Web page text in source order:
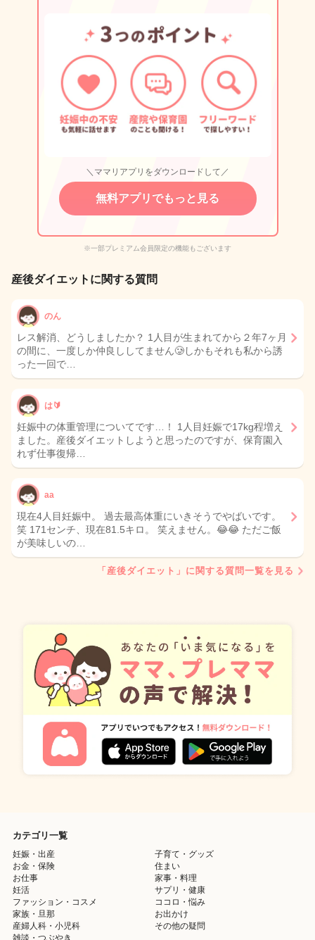
＼ママリアプリをダウンロードして／
無料アプリでもっと見る
※一部プレミアム会員限定の機能もございます
産後ダイエットに関する質問
のん
レス解消、どうしましたか？ 1人目が生まれてから２年7ヶ月
の間に、一度しか仲良ししてません🥲しかもそれも私から誘
った一回で…
は🔰
妊娠中の体重管理についてです…！ 1人目妊娠で17kg程増え
ました。産後ダイエットしようと思ったのですが、保育園入
れず仕事復帰…
aa
現在4人目妊娠中。 過去最高体重にいきそうでやばいです。
笑 171センチ、現在81.5キロ。 笑えません。😂😂 ただご飯
が美味しいの…
「産後ダイエット」に関する質問一覧を見る
カテゴリ一覧
妊娠・出産
子育て・グッズ
お金・保険
住まい
お仕事
家事・料理
妊活
サプリ・健康
ファッション・コスメ
ココロ・悩み
家族・旦那
お出かけ
産婦人科・小児科
その他の疑問
雑談・つぶやき